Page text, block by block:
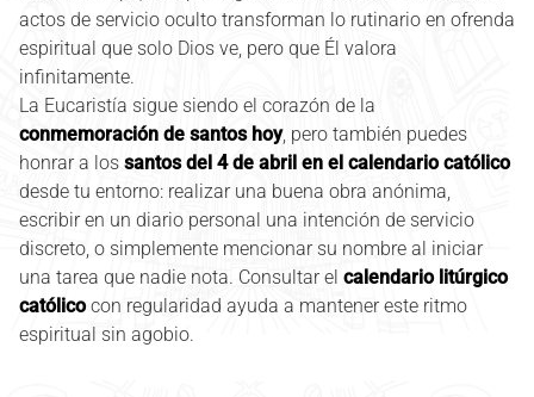
actos de servicio oculto transforman lo rutinario en ofrenda
espiritual que solo Dios ve, pero que Él valora
infinitamente.
La Eucaristía sigue siendo el corazón de la
conmemoración de santos hoy, pero también puedes
honrar a los santos del 4 de abril en el calendario católico
desde tu entorno: realizar una buena obra anónima,
escribir en un diario personal una intención de servicio
discreto, o simplemente mencionar su nombre al iniciar
una tarea que nadie nota. Consultar el calendario litúrgico
católicocon regularidad ayuda a mantener este ritmo
espiritual sin agobio.